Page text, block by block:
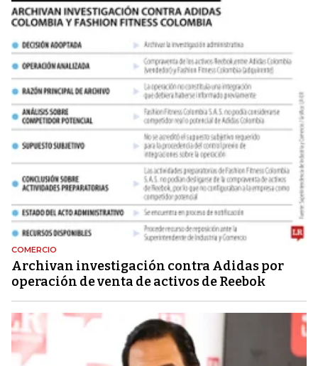
COMERCIO
Archivan investigación contra Adidas por
operación de venta de activos de Reebok